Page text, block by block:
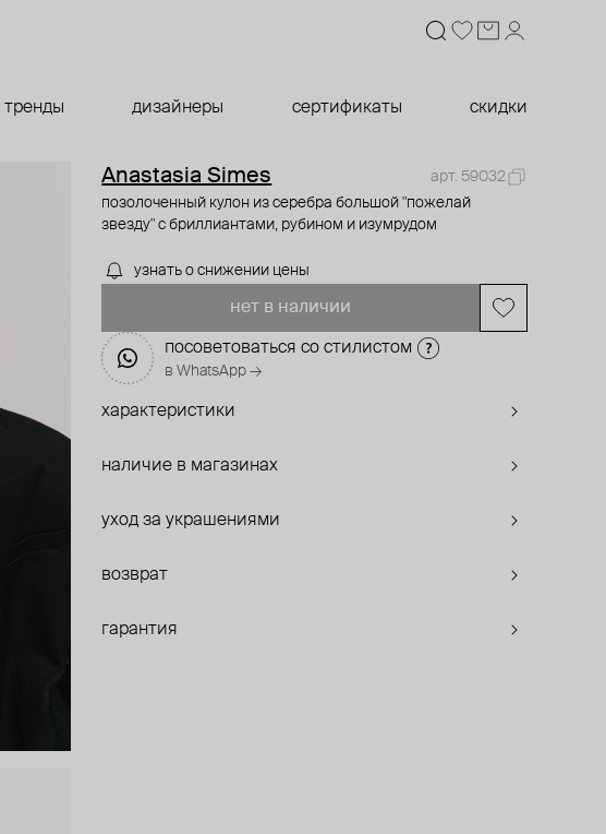
тренды дизайнеры сертификаты скидки
Anastasia Simes
арт. 59032
позолоченный кулон из серебра большой "пожелай
звезду" с бриллиантами, рубином и изумрудом
узнать о снижении цены
нет в наличии
посоветоваться со стилистом
в WhatsApp →
характеристики
наличие в магазинах
уход за украшениями
возврат
гарантия